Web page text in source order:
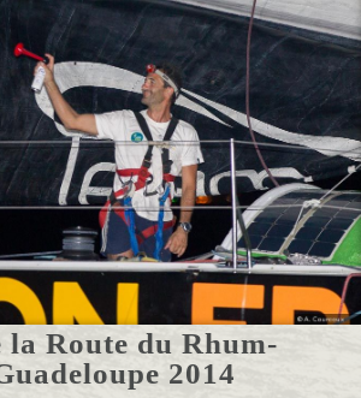
la Route du Rhum-
2014